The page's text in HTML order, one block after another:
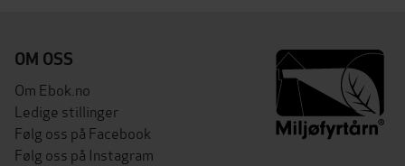
OM OSS
Om Ebok.no
Ledige stillinger
Følg oss på Facebook
Følg oss på Instagram